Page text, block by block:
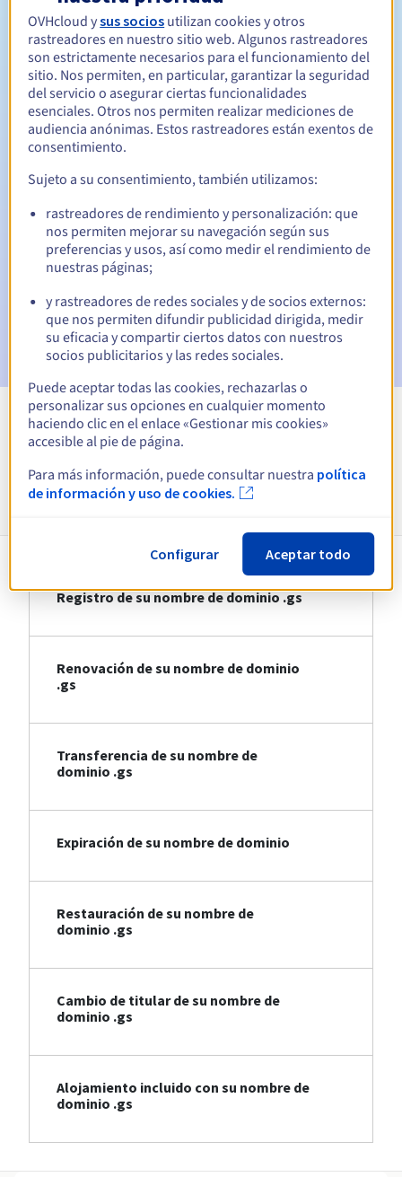
Período de renovación Entre 1 y 5 años
Período de redención 30 días
Notificaciones automáticas:
Emails de aviso:60, 30, 15, 7 y 3 días antes de la fecha de
vencimiento
Email el día del vencimiento
del nombre de dominio
Email tras el periodo de gracia de redenciónpara
notificar la eliminación del nombre de dominio
Ver todas las extensiones
Información sobre .gs
Registro de su nombre de dominio .gs
Renovación de su nombre de dominio
.gs
Transferencia de su nombre de
dominio .gs
Expiración de su nombre de dominio
Restauración de su nombre de
dominio .gs
Cambio de titular de su nombre de
dominio .gs
Alojamiento incluido con su nombre de
dominio .gs
OVHcloud ysus socios utilizan cookies y otros
rastreadores en nuestro sitio web. Algunos rastreadores
son estrictamente necesarios para el funcionamiento del
sitio. Nos permiten, en particular, garantizar la seguridad
del servicio o asegurar ciertas funcionalidades
esenciales. Otros nos permiten realizar mediciones de
audiencia anónimas. Estos rastreadores están exentos de
consentimiento.
Sujeto a su consentimiento, también utilizamos:
rastreadores de rendimiento y personalización: que
nos permiten mejorar su navegación según sus
preferencias y usos, así como medir el rendimiento de
nuestras páginas;
y rastreadores de redes sociales y de socios externos:
que nos permiten difundir publicidad dirigida, medir
su eficacia y compartir ciertos datos con nuestros
socios publicitarios y las redes sociales.
Puede aceptar todas las cookies, rechazarlas o
personalizar sus opciones en cualquier momento
haciendo clic en el enlace «Gestionar mis cookies»
accesible al pie de página.
Para más información, puede consultar nuestra política
de información y uso de cookies.
Configurar Aceptar todo